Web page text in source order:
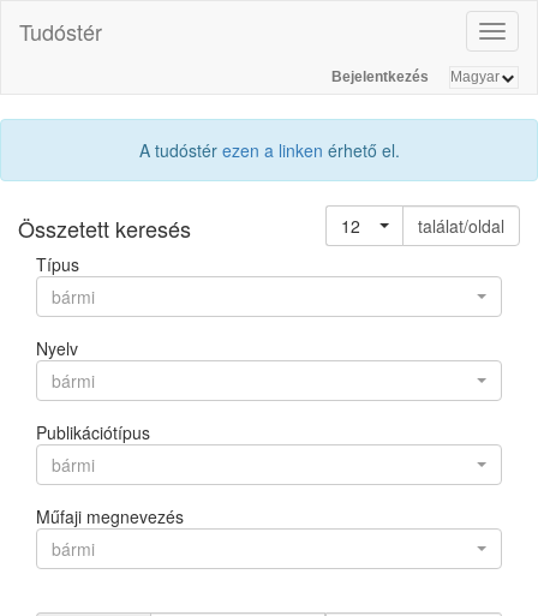
Tudóstér
Bejelentkezés
A tudóstér ezen a linken érhető el.
Összetett keresés 12
találat/oldal
Típus
bármi
Nyelv
bármi
Publikációtípus
bármi
Műfaji megnevezés
bármi